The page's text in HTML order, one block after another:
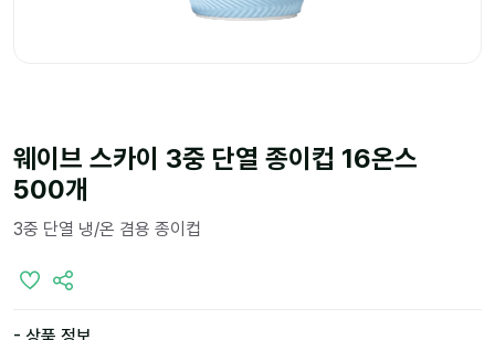
웨이브 스카이 3중 단열 종이컵 16온스
500개
3중 단열 냉/온 겸용 종이컵